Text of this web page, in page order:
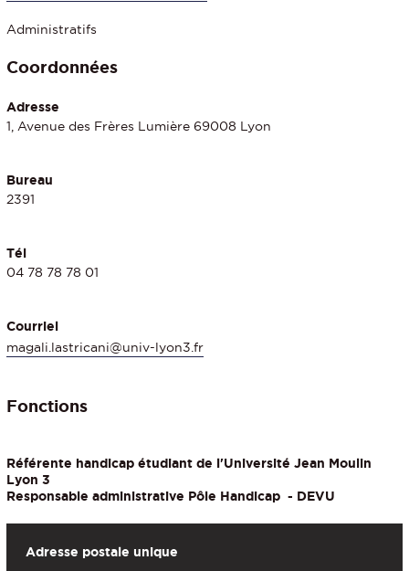
Administratifs
Coordonnées
Adresse
1, Avenue des Frères Lumière 69008 Lyon
Bureau
2391
Tél
04 78 78 78 01
Courriel
magali.lastricani@univ-lyon3.fr
Fonctions
Référente handicap étudiant de l'Université Jean Moulin
Lyon 3
Responsable administrative Pôle Handicap - DEVU
Adresse postale unique